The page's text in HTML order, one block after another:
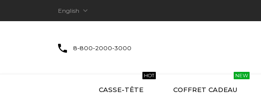
English 
8-800-2000-3000
CASSE-TÊTE
HOT
COFFRET CADEAU
NEW